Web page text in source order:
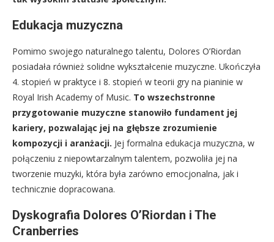
Edukacja muzyczna
Pomimo swojego naturalnego talentu, Dolores O’Riordan
posiadała również solidne wykształcenie muzyczne. Ukończyła
4. stopień w praktyce i 8. stopień w teorii gry na pianinie w
Royal Irish Academy of Music. To wszechstronne
przygotowanie muzyczne stanowiło fundament jej
kariery, pozwalając jej na głębsze zrozumienie
kompozycji i aranżacji. Jej formalna edukacja muzyczna, w
połączeniu z niepowtarzalnym talentem, pozwoliła jej na
tworzenie muzyki, która była zarówno emocjonalna, jak i
technicznie dopracowana.
Dyskografia Dolores O’Riordan i The
Cranberries